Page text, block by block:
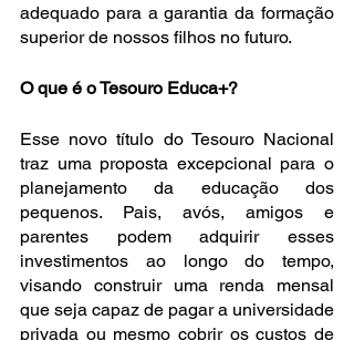
adequado para a garantia da formação
superior de nossos filhos no futuro.
O que é o Tesouro Educa+?
Esse novo título do Tesouro Nacional
traz uma proposta excepcional para o
planejamento da educação dos
pequenos. Pais, avós, amigos e
parentes podem adquirir esses
investimentos ao longo do tempo,
visando construir uma renda mensal
que seja capaz de pagar a universidade
privada ou mesmo cobrir os custos de